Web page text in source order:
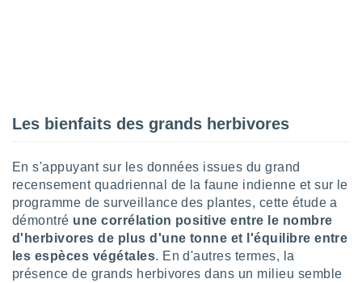
à
en
«
Les bienfaits des grands herbivores
En s'appuyant sur les données issues du grand
recensement quadriennal de la faune indienne et sur le
programme de surveillance des plantes, cette étude a
démontré une corrélation positive entre le nombre
d'herbivores de plus d'une tonne et l'équilibre entre
les espèces végétales. En d'autres termes, la
présence de grands herbivores dans un milieu semble